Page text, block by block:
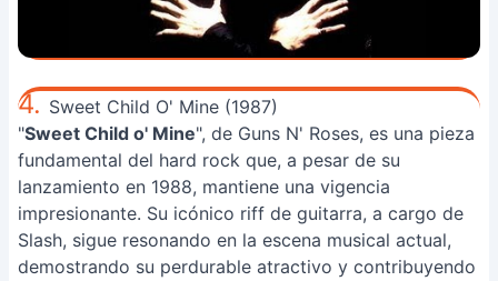
4. Sweet Child O' Mine (1987)
"Sweet Child o' Mine", de Guns N' Roses, es una pieza
fundamental del hard rock que, a pesar de su
lanzamiento en 1988, mantiene una vigencia
impresionante. Su icónico riff de guitarra, a cargo de
Slash, sigue resonando en la escena musical actual,
demostrando su perdurable atractivo y contribuyendo